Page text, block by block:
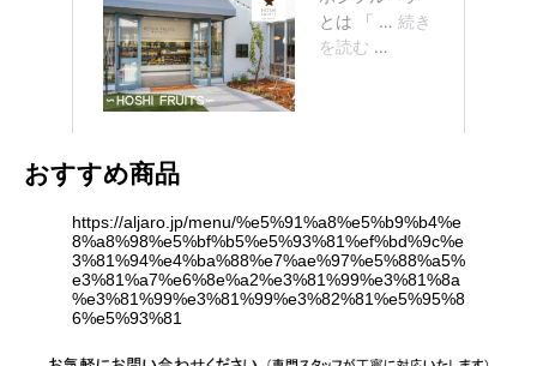
おすすめ商品
https://aljaro.jp/menu/%e5%91%a8%e5%b9%b4%e
8%a8%98%e5%bf%b5%e5%93%81%ef%bd%9c%e
3%81%94%e4%ba%88%e7%ae%97%e5%88%a5%
e3%81%a7%e6%8e%a2%e3%81%99%e3%81%8a
%e3%81%99%e3%81%99%e3%82%81%e5%95%8
6%e5%93%81